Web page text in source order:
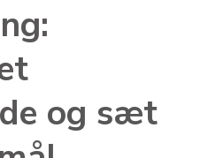
og sæt